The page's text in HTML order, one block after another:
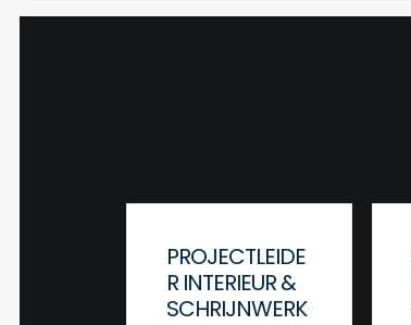
PROJECTLEIDE
R INTERIEUR &
SCHRIJNWERK